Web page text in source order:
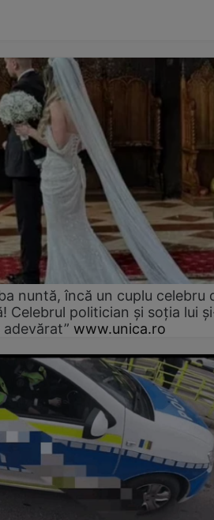
nuntă, încă un cuplu celebru
Celebrul politician și soția lui
adevărat” www.unica.ro